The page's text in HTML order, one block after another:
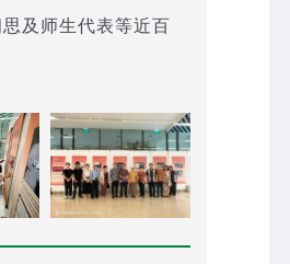
及师生代表等近百